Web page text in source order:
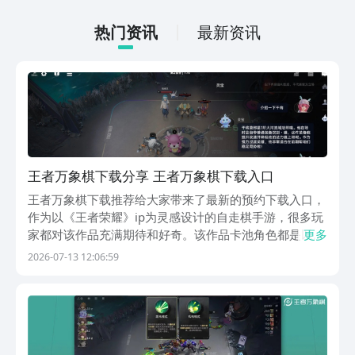
在下方，大家可以赶紧动手预约起来，而
本期不仅想和大家分享一下游戏的正确下
爆料。
热门资讯 最新资讯
王者万象棋下载分享 王者万象棋下载入口
王者万象棋下载推荐给大家带来了最新的预约下载入口，
作为以《王者荣耀》ip为灵感设计的自走棋手游，很多玩
家都对该作品充满期待和好奇。该作品卡池角色都是以王
者英雄为核心，加上全新的策略和词条联动的玩法，让许
更多
2026-07-13 12:06:59